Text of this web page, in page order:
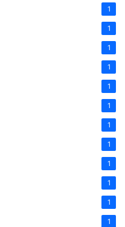
1
1
1
1
1
1
1
1
1
1
1
1